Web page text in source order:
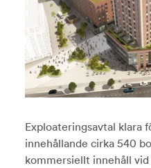
Exploateringsavtal klara
innehållande cirka 540
kommersiellt innehåll